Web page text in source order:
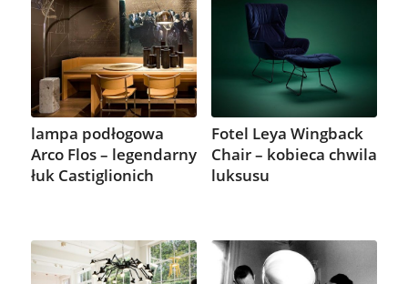
lampa podłogowa
Arco Flos – legendarny
łuk Castiglionich
Fotel Leya Wingback
Chair – kobieca chwila
luksusu